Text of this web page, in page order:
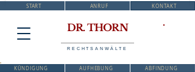
START ANRUF KONTAKT
DR. THORN
RECHTSANWÄLTE
KÜNDIGUNG AUFHEBUNG ABFINDUNG